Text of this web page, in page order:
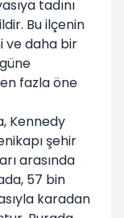
tadını
Bu ilçenin
ve daha bir
en fazla öne
Kennedy
şehir
arasında
57 bin
karadan